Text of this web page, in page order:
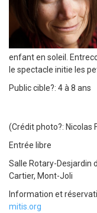
enfant en soleil.
le spectacle initie les
Public cible?: 4 à 8 ans
(Crédit photo?: Nicolas
Entrée libre
Salle Rotary-Desjardin
Cartier, Mont-Joli
Information et
mitis.org